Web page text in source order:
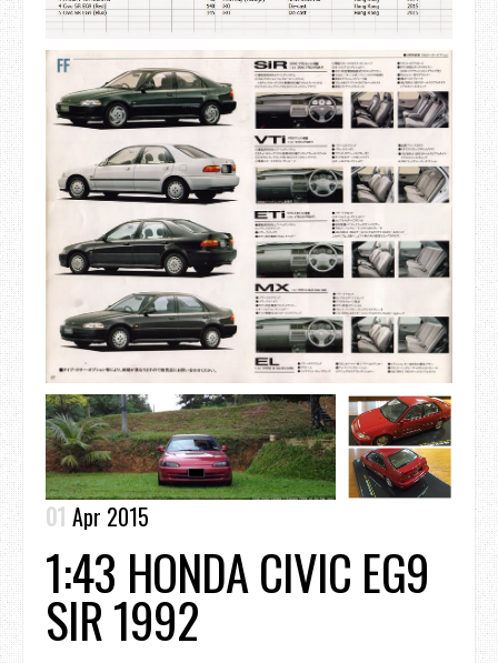
01 Apr 2015
1:43 HONDA CIVIC EG9
SIR 1992